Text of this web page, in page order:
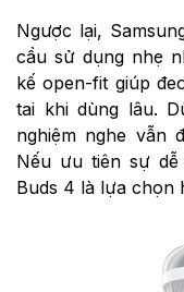
Ngược lại,
cầu sử dụng nhẹ
kế open-fit giúp
tai khi dùng lâu.
nghiệm nghe vẫn
Nếu ưu tiên sự
Buds 4 là lựa chọn